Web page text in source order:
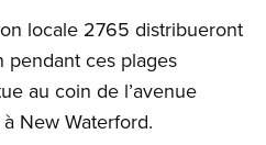
locale 2765 distribueront
pendant ces plages
au coin de l’avenue
New Waterford.